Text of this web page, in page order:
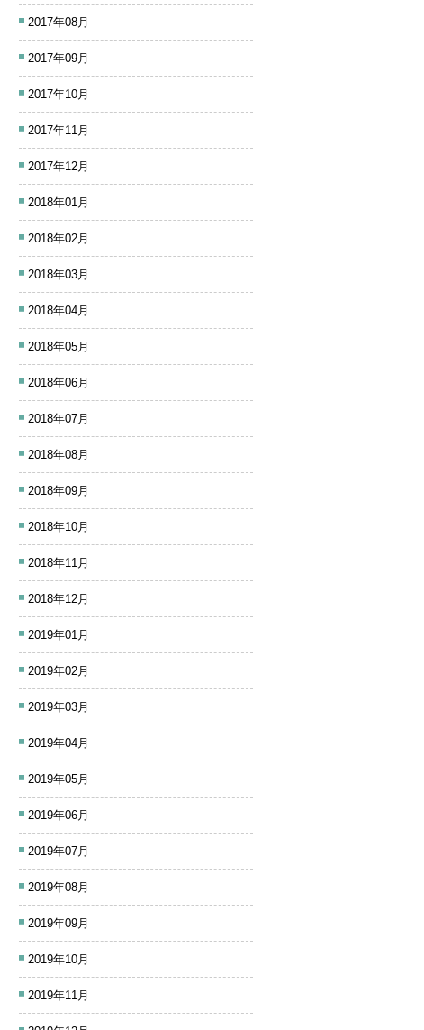
2017年08月
2017年09月
2017年10月
2017年11月
2017年12月
2018年01月
2018年02月
2018年03月
2018年04月
2018年05月
2018年06月
2018年07月
2018年08月
2018年09月
2018年10月
2018年11月
2018年12月
2019年01月
2019年02月
2019年03月
2019年04月
2019年05月
2019年06月
2019年07月
2019年08月
2019年09月
2019年10月
2019年11月